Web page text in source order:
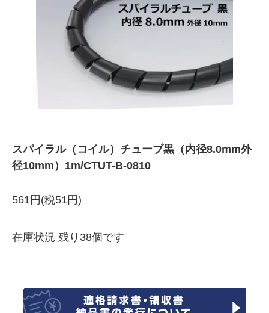
スパイラル（コイル）チューブ黒（内径8.0mm外
径10mm）1m/CTUT-B-0810
561円(税51円)
在庫状況 残り38個です